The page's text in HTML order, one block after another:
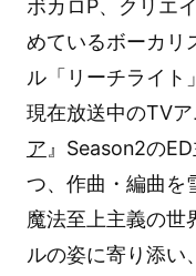
ボカロP、クリエ
めているボーカリ
ル「リーチライト
現在放送中のTVア
ア 』Season2の
つ、作曲・編曲を
魔法至上主義の世
ルの姿に寄り添い